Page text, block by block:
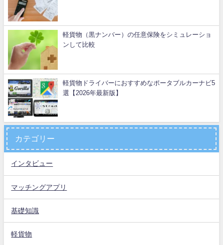
軽貨物（黒ナンバー）の任意保険をシミュレーショ
ンして比較
軽貨物ドライバーにおすすめなポータブルカーナビ5
選【2026年最新版】
カテゴリー
インタビュー
マッチングアプリ
基礎知識
軽貨物